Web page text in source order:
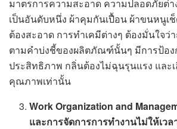
มาตรการความสะอาด ความปลอดภัยต่
เป็นอันดับหนึ่ง ผ้าคุมกันเปื้อน ผ้าขนหนูเ
ต้องสะอาด การทำเคมีต่างๆ ต้องมั่นใจว่
ตามคำบ่งชี้ของผลิตภัณฑ์นั้นๆ มีการป้อง
ประสิทธิภาพ กลิ่นต้องไม่ฉุนรุนแรง แล
คุณภาพเท่านั้น
Work Organization and
และการจัดการการทำงานไม่ให้เว